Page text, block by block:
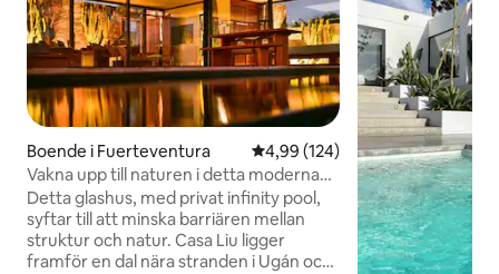
Boende i Fuerteventura 4,99 av 5 i genomsnittligt
4,99 (124)
Vakna upp till naturen i detta moderna
glashus.
Detta glashus, med privat infinity pool,
syftar till att minska barriären mellan
struktur och natur. Casa Liu ligger
framför en dal nära stranden i Ugán och